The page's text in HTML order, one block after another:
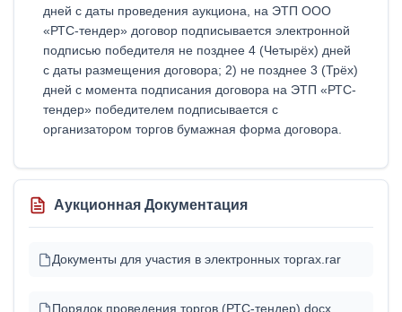
дней с даты проведения аукциона, на ЭТП ООО
«РТС-тендер» договор подписывается электронной
подписью победителя не позднее 4 (Четырёх) дней
с даты размещения договора; 2) не позднее 3 (Трёх)
дней с момента подписания договора на ЭТП «РТС-
тендер» победителем подписывается с
организатором торгов бумажная форма договора.
Аукционная Документация
Документы для участия в электронных торгах.rar
Порядок проведения торгов (РТС-тендер).docx